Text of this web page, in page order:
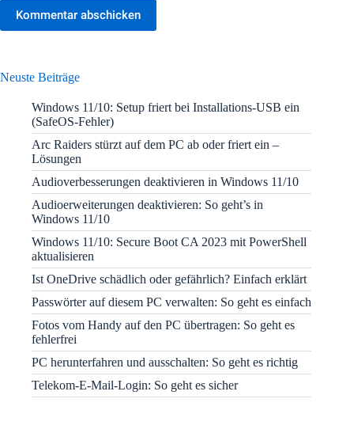
Kommentar abschicken
Neuste Beiträge
Windows 11/10: Setup friert bei Installations-USB ein
(SafeOS-Fehler)
Arc Raiders stürzt auf dem PC ab oder friert ein –
Lösungen
Audioverbesserungen deaktivieren in Windows 11/10
Audioerweiterungen deaktivieren: So geht’s in
Windows 11/10
Windows 11/10: Secure Boot CA 2023 mit PowerShell
aktualisieren
Ist OneDrive schädlich oder gefährlich? Einfach erklärt
Passwörter auf diesem PC verwalten: So geht es einfach
Fotos vom Handy auf den PC übertragen: So geht es
fehlerfrei
PC herunterfahren und ausschalten: So geht es richtig
Telekom-E-Mail-Login: So geht es sicher